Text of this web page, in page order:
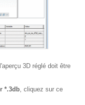
3D réglé doit être
*.3db, cliquez sur ce